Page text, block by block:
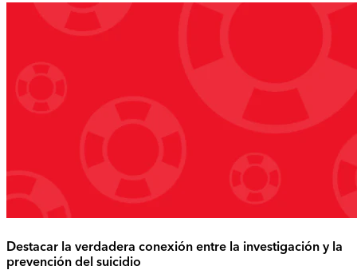
Destacar la verdadera conexión entre la investigación y la
prevención del suicidio